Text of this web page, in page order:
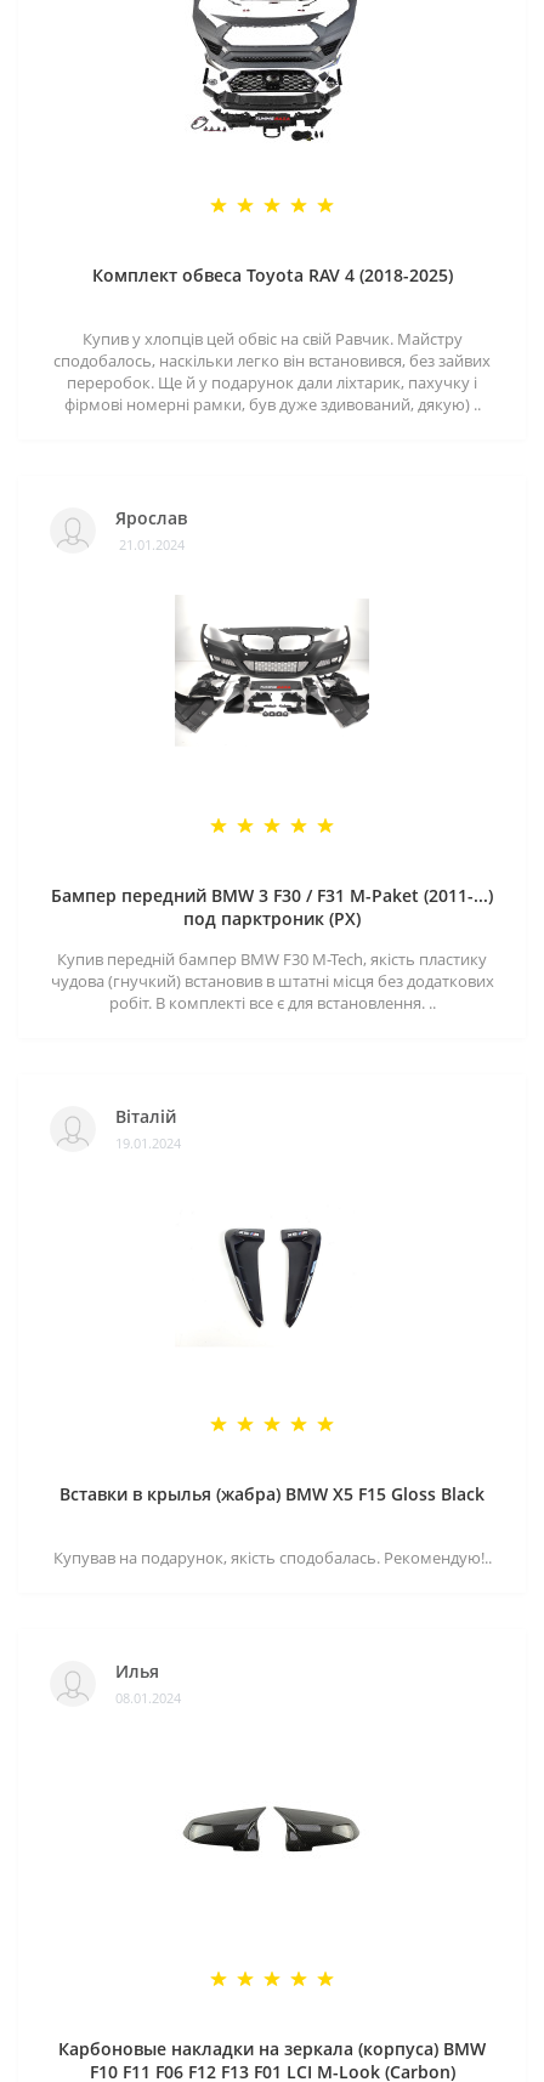
Комплект обвеса Toyota RAV 4 (2018-2025)
Купив у хлопців цей обвіс на свій Равчик. Майстру
сподобалось, наскільки легко він встановився, без зайвих
переробок. Ще й у подарунок дали ліхтарик, пахучку і
фірмові номерні рамки, був дуже здивований, дякую) ..
Ярослав
21.01.2024
Бампер передний BMW 3 F30 / F31 M-Paket (2011-...)
под парктроник (PX)
Купив передній бампер BMW F30 M-Tech, якість пластику
чудова (гнучкий) встановив в штатні місця без додаткових
робіт. В комплекті все є для встановлення. ..
Віталій
19.01.2024
Вставки в крылья (жабра) BMW X5 F15 Gloss Black
Купував на подарунок, якість сподобалась. Рекомендую!..
Илья
08.01.2024
Карбоновые накладки на зеркала (корпуса) BMW
F10 F11 F06 F12 F13 F01 LCI M-Look (Carbon)